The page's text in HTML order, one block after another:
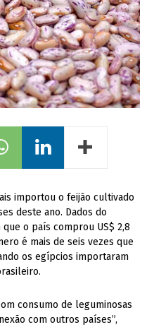
importou o feijão cultivado
deste ano. Dados do
o país comprou US$ 2,8
é mais de seis vezes que
os egípcios importaram
consumo de leguminosas
com outros países”,